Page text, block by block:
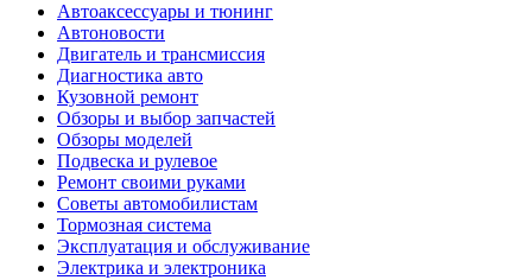
Автоаксессуары и тюнинг
Автоновости
Двигатель и трансмиссия
Диагностика авто
Кузовной ремонт
Обзоры и выбор запчастей
Обзоры моделей
Подвеска и рулевое
Ремонт своими руками
Советы автомобилистам
Тормозная система
Эксплуатация и обслуживание
Электрика и электроника